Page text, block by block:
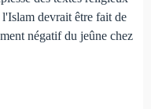
devrait être fait de
négatif du jeûne chez